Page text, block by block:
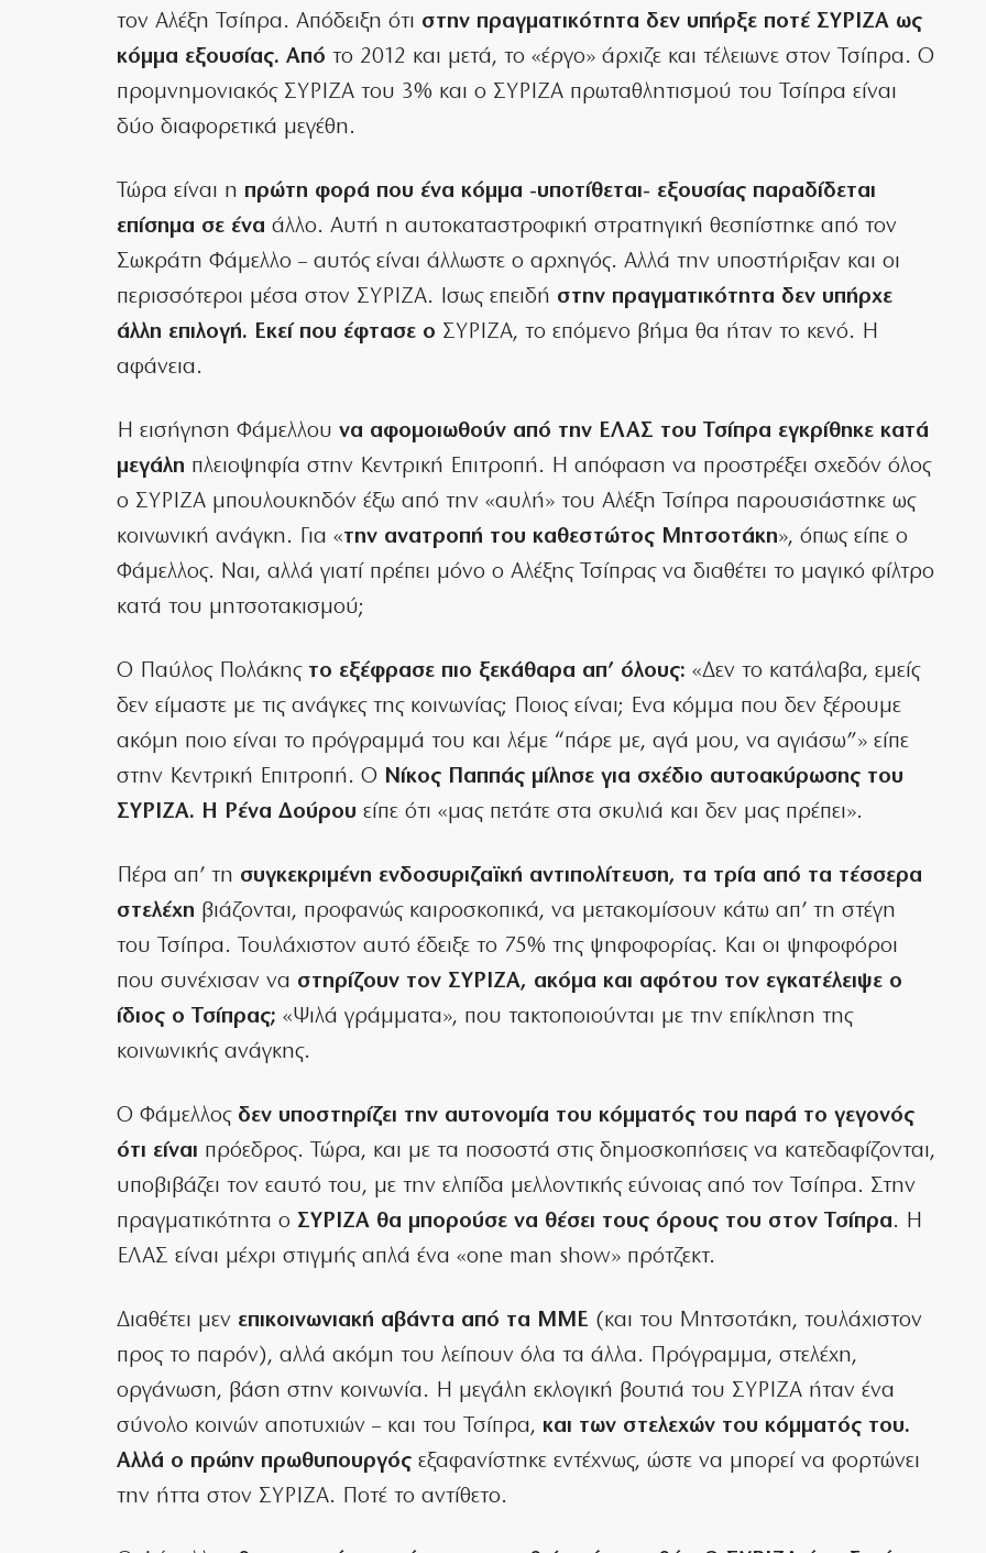
τον Αλέξη Τσίπρα. Απόδειξη ότι στην πραγματικότητα δεν υπήρξε ποτέ ΣΥΡΙΖΑ ως
κόμμα εξουσίας. Από το 2012 και μετά, το «έργο» άρχιζε και τέλειωνε στον Τσίπρα. Ο
προμνημονιακός ΣΥΡΙΖΑ του 3% και ο ΣΥΡΙΖΑ πρωταθλητισμού του Τσίπρα είναι
δύο διαφορετικά μεγέθη.
Τώρα είναι η πρώτη φορά που ένα κόμμα -υποτίθεται- εξουσίας παραδίδεται
επίσημα σε ένα άλλο. Αυτή η αυτοκαταστροφική στρατηγική θεσπίστηκε από τον
Σωκράτη Φάμελλο – αυτός είναι άλλωστε ο αρχηγός. Αλλά την υποστήριξαν και οι
περισσότεροι μέσα στον ΣΥΡΙΖΑ. Ισως επειδή στην πραγματικότητα δεν υπήρχε
άλλη επιλογή. Εκεί που έφτασε ο ΣΥΡΙΖΑ, το επόμενο βήμα θα ήταν το κενό. Η
αφάνεια.
Η εισήγηση Φάμελλου να αφομοιωθούν από την ΕΛΑΣ του Τσίπρα εγκρίθηκε κατά
μεγάλη πλειοψηφία στην Κεντρική Επιτροπή. Η απόφαση να προστρέξει σχεδόν όλος
ο ΣΥΡΙΖΑ μπουλουκηδόν έξω από την «αυλή» του Αλέξη Τσίπρα παρουσιάστηκε ως
κοινωνική ανάγκη. Για «την ανατροπή του καθεστώτος Μητσοτάκη», όπως είπε ο
Φάμελλος. Ναι, αλλά γιατί πρέπει μόνο ο Αλέξης Τσίπρας να διαθέτει το μαγικό φίλτρο
κατά του μητσοτακισμού;
Ο Παύλος Πολάκης το εξέφρασε πιο ξεκάθαρα απ’ όλους: «Δεν το κατάλαβα, εμείς
δεν είμαστε με τις ανάγκες της κοινωνίας; Ποιος είναι; Ενα κόμμα που δεν ξέρουμε
ακόμη ποιο είναι το πρόγραμμά του και λέμε “πάρε με, αγά μου, να αγιάσω”» είπε
στην Κεντρική Επιτροπή. Ο Νίκος Παππάς μίλησε για σχέδιο αυτοακύρωσης του
ΣΥΡΙΖΑ. Η Ρένα Δούρου είπε ότι «μας πετάτε στα σκυλιά και δεν μας πρέπει».
Πέρα απ’ τη συγκεκριμένη ενδοσυριζαϊκή αντιπολίτευση, τα τρία από τα τέσσερα
στελέχη βιάζονται, προφανώς καιροσκοπικά, να μετακομίσουν κάτω απ’ τη στέγη
του Τσίπρα. Τουλάχιστον αυτό έδειξε το 75% της ψηφοφορίας. Και οι ψηφοφόροι
που συνέχισαν να στηρίζουν τον ΣΥΡΙΖΑ, ακόμα και αφότου τον εγκατέλειψε ο
ίδιος ο Τσίπρας; «Ψιλά γράμματα», που τακτοποιούνται με την επίκληση της
κοινωνικής ανάγκης.
Ο Φάμελλος δεν υποστηρίζει την αυτονομία του κόμματός του παρά το γεγονός
ότι είναι πρόεδρος. Τώρα, και με τα ποσοστά στις δημοσκοπήσεις να κατεδαφίζονται,
υποβιβάζει τον εαυτό του, με την ελπίδα μελλοντικής εύνοιας από τον Τσίπρα. Στην
πραγματικότητα ο ΣΥΡΙΖΑ θα μπορούσε να θέσει τους όρους του στον Τσίπρα. Η
ΕΛΑΣ είναι μέχρι στιγμής απλά ένα «one man show» πρότζεκτ.
Διαθέτει μεν επικοινωνιακή αβάντα από τα ΜΜΕ (και του Μητσοτάκη, τουλάχιστον
προς το παρόν), αλλά ακόμη του λείπουν όλα τα άλλα. Πρόγραμμα, στελέχη,
οργάνωση, βάση στην κοινωνία. Η μεγάλη εκλογική βουτιά του ΣΥΡΙΖΑ ήταν ένα
σύνολο κοινών αποτυχιών – και του Τσίπρα, και των στελεχών του κόμματός του.
Αλλά ο πρώην πρωθυπουργός εξαφανίστηκε εντέχνως, ώστε να μπορεί να φορτώνει
την ήττα στον ΣΥΡΙΖΑ. Ποτέ το αντίθετο.